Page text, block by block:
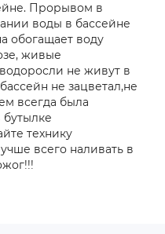
Прорывом в
воды в бассейне
обогащает воду
живые
не живут в
не зацветал,не
всегда была
бутылке
технику
всего наливать в